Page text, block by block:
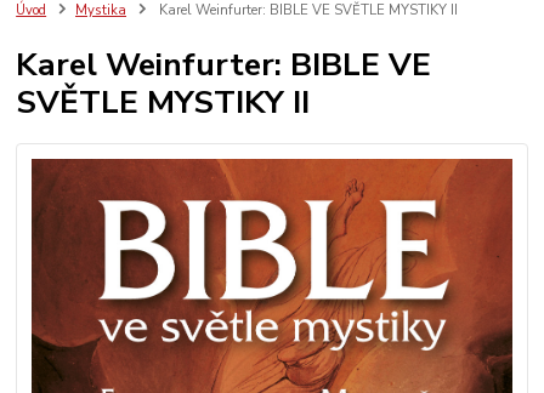
Úvod Mystika Karel Weinfurter: BIBLE VE SVĚTLE MYSTIKY II
Karel Weinfurter: BIBLE VE
SVĚTLE MYSTIKY II